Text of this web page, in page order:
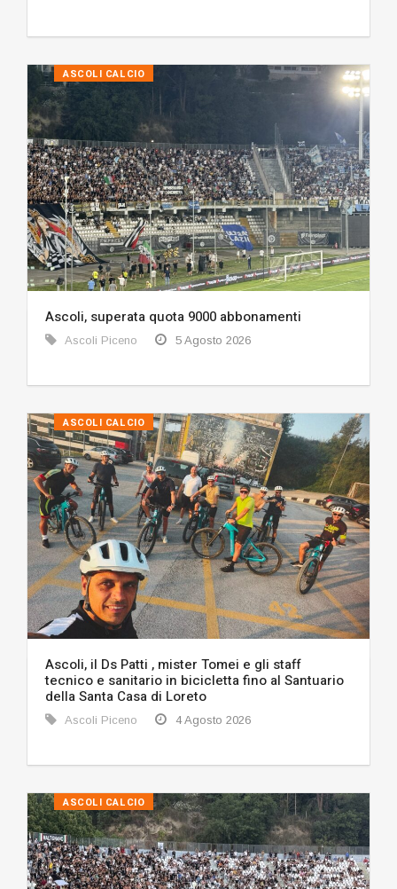
ASCOLI CALCIO
Ascoli, superata quota 9000 abbonamenti
Ascoli Piceno 5 Agosto 2026
ASCOLI CALCIO
Ascoli, il Ds Patti , mister Tomei e gli staff
tecnico e sanitario in bicicletta fino al Santuario
della Santa Casa di Loreto
Ascoli Piceno 4 Agosto 2026
ASCOLI CALCIO